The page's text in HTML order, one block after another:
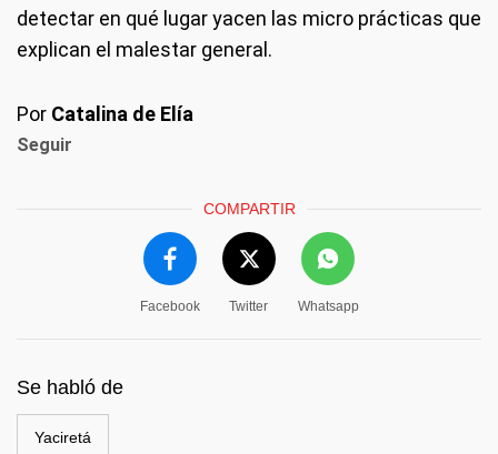
detectar en qué lugar yacen las micro prácticas que
explican el malestar general.
Por Catalina de Elía
Seguir
COMPARTIR
Facebook Twitter Whatsapp
Se habló de
Yaciretá